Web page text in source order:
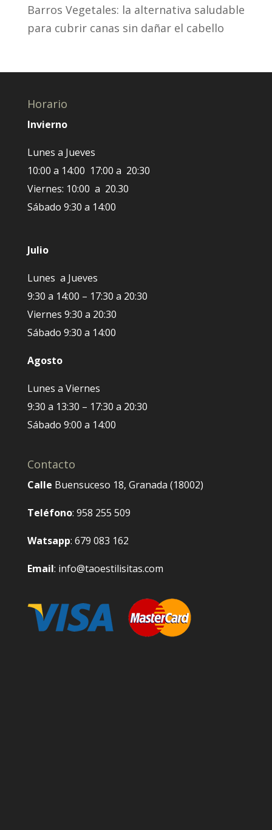
Barros Vegetales: la alternativa saludable
para cubrir canas sin dañar el cabello
Horario
Invierno
Lunes a Jueves
10:00 a 14:00 17:00 a 20:30
Viernes: 10:00 a 20.30
Sábado 9:30 a 14:00
Julio
Lunes a Jueves
9:30 a 14:00 – 17:30 a 20:30
Viernes 9:30 a 20:30
Sábado 9:30 a 14:00
Agosto
Lunes a Viernes
9:30 a 13:30 – 17:30 a 20:30
Sábado 9:00 a 14:00
Contacto
Calle Buensuceso 18, Granada (18002)
Teléfono: 958 255 509
Watsapp: 679 083 162
Email: info@taoestilisitas.com